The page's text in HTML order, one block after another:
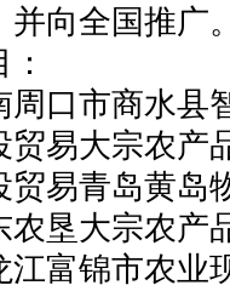
并向全国推广
周口市商水县
贸易大宗农
贸易青岛黄岛
农垦大宗农
江富锦市农业